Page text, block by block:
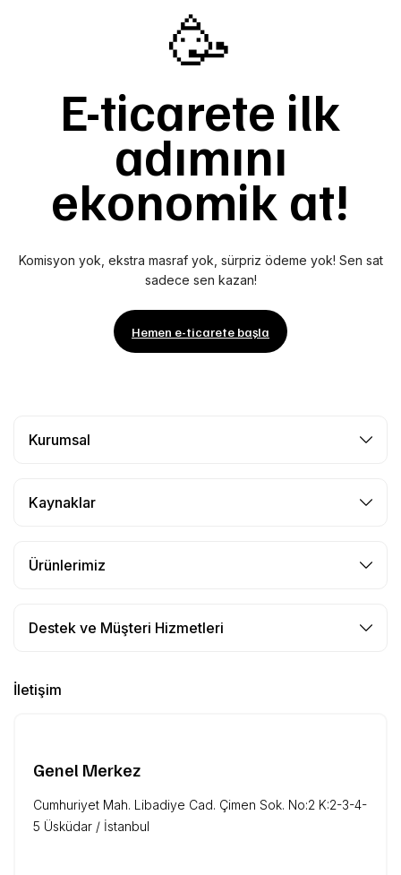
🥳
E-ticarete ilk
adımını
ekonomik at!
Komisyon yok, ekstra masraf yok, sürpriz ödeme yok! Sen sat
sadece sen kazan!
Hemen e-ticarete başla
Kurumsal
Kaynaklar
Ürünlerimiz
Destek ve Müşteri Hizmetleri
İletişim
Genel Merkez
Cumhuriyet Mah. Libadiye Cad. Çimen Sok. No:2 K:2-3-4-
5 Üsküdar / İstanbul